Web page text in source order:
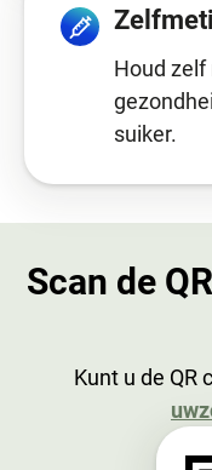
Houd
suiker.
Scan de
Kunt u de QR